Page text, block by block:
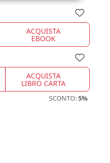
ACQUISTA
EBOOK
ACQUISTA
LIBRO CARTA
SCONTO:5%